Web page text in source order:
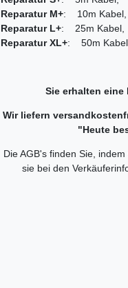
Reparatur M+: 10m
Reparatur L+: 25m Kabel,
Reparatur XL+: 50m
Sie erhalten eine
Wir liefern
"Heute
Die AGB's finden Sie,
sie bei den